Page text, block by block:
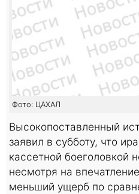
Фото: ЦАХАЛ
Высокопоставленный
заявил в субботу, что
кассетной боеголовкой
несмотря на
меньший ущерб по